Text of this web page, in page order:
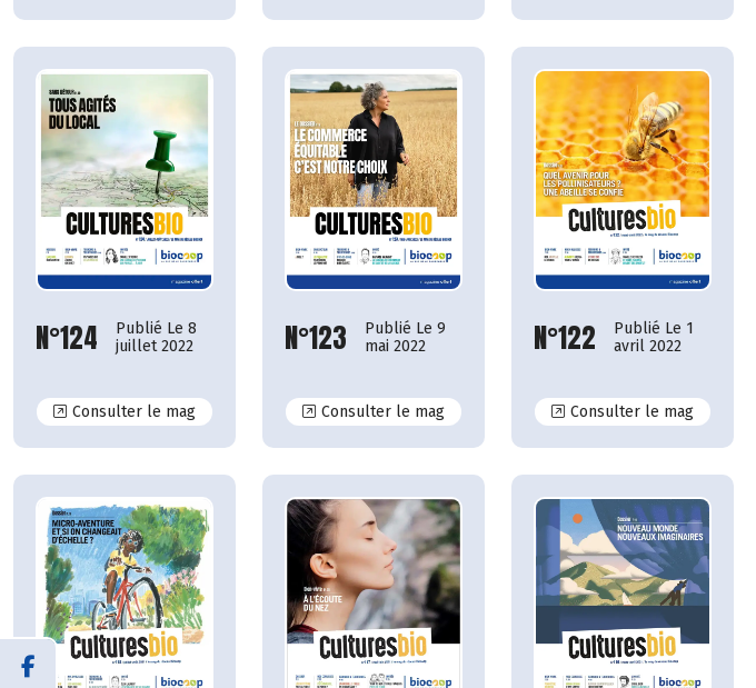
N°124
Publié Le 8
juillet 2022
Consulter le magN°124
N°123
Publié Le 9
mai 2022
Consulter le magN°123
N°122
Publié Le 1
avril 2022
Consulter le magN°122